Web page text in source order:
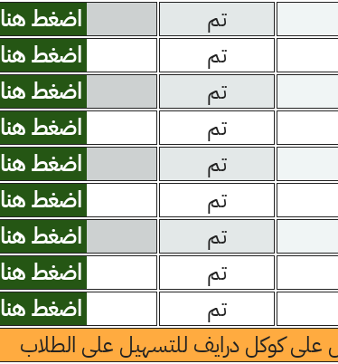
تم
اضغط هنا
تم
اضغط هنا
تم
اضغط هنا
تم
اضغط هنا
تم
اضغط هنا
تم
اضغط هنا
تم
اضغط هنا
تم
اضغط هنا
تم
اضغط هنا
على كوكل درايف للتسهيل على الطلاب